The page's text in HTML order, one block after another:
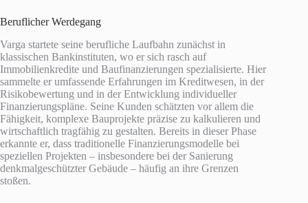
Beruflicher Werdegang
Varga startete seine berufliche Laufbahn zunächst in
klassischen Bankinstituten, wo er sich rasch auf
Immobilienkredite und Baufinanzierungen spezialisierte. Hier
sammelte er umfassende Erfahrungen im Kreditwesen, in der
Risikobewertung und in der Entwicklung individueller
Finanzierungspläne. Seine Kunden schätzten vor allem die
Fähigkeit, komplexe Bauprojekte präzise zu kalkulieren und
wirtschaftlich tragfähig zu gestalten. Bereits in dieser Phase
erkannte er, dass traditionelle Finanzierungsmodelle bei
speziellen Projekten – insbesondere bei der Sanierung
denkmalgeschützter Gebäude – häufig an ihre Grenzen
stoßen.